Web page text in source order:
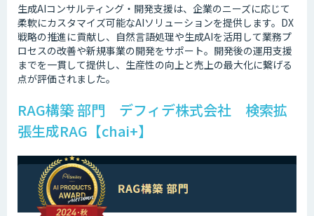
生成AIコンサルティング・開発支援は、企業のニーズに応じて
柔軟にカスタマイズ可能なAIソリューションを提供します。DX
戦略の推進に貢献し、自然言語処理や生成AIを活用して業務プ
ロセスの改善や新規事業の開発をサポート。開発後の運用支援
までを一貫して提供し、生産性の向上と売上の最大化に繋げる
点が評価されました。
RAG構築 部門 デフィデ株式会社 検索拡
張生成RAG【chai+】